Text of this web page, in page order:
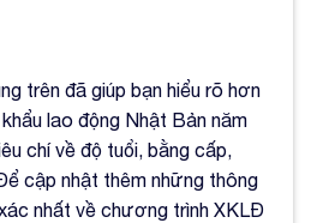
trên đã giúp bạn hiểu rõ hơn
lao động Nhật Bản năm
chí về độ tuổi, bằng cấp,
cập nhật thêm những thông
nhất về chương trình XKLĐ